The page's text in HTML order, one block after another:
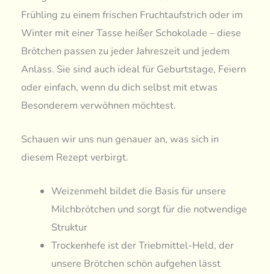
Frühling zu einem frischen Fruchtaufstrich oder im
Winter mit einer Tasse heißer Schokolade – diese
Brötchen passen zu jeder Jahreszeit und jedem
Anlass. Sie sind auch ideal für Geburtstage, Feiern
oder einfach, wenn du dich selbst mit etwas
Besonderem verwöhnen möchtest.
Schauen wir uns nun genauer an, was sich in
diesem Rezept verbirgt.
Weizenmehl bildet die Basis für unsere
Milchbrötchen und sorgt für die notwendige
Struktur
Trockenhefe ist der Triebmittel-Held, der
unsere Brötchen schön aufgehen lässt